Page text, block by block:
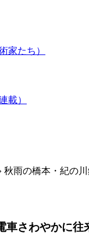
家たち）
載）
秋雨の橋本・紀の
車さわやかに